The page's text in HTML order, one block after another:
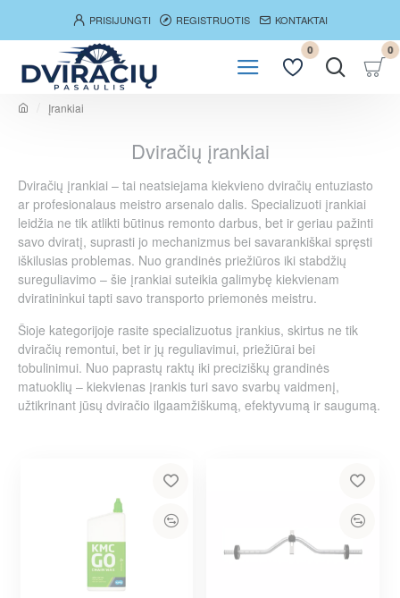
PRISIJUNGTI REGISTRUOTIS KONTAKTAI
0 0
Įrankiai
Dviračių įrankiai
Dviračių įrankiai – tai neatsiejama kiekvieno dviračių entuziasto
ar profesionalaus meistro arsenalo dalis. Specializuoti įrankiai
leidžia ne tik atlikti būtinus remonto darbus, bet ir geriau pažinti
savo dviratį, suprasti jo mechanizmus bei savarankiškai spręsti
iškilusias problemas. Nuo grandinės priežiūros iki stabdžių
sureguliavimo – šie įrankiai suteikia galimybę kiekvienam
dviratininkui tapti savo transporto priemonės meistru.
Šioje kategorijoje rasite specializuotus įrankius, skirtus ne tik
dviračių remontui, bet ir jų reguliavimui, priežiūrai bei
tobulinimui. Nuo paprastų raktų iki preciziškų grandinės
matuoklių – kiekvienas įrankis turi savo svarbų vaidmenį,
užtikrinant jūsų dviračio ilgaamžiškumą, efektyvumą ir saugumą.